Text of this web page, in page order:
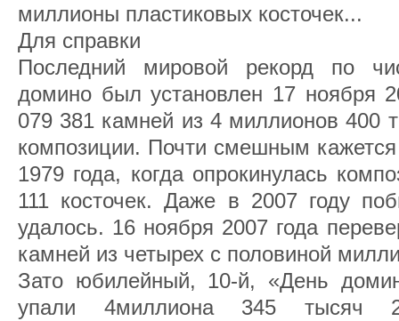
миллионы пластиковых косточек...
Для справки
Последний мировой рекорд по
домино был установлен 17 ноября
079 381 камней из 4 миллионов 400
композиции. Почти смешным
1979 года, когда опрокинулась
111 косточек. Даже в 2007 году
удалось. 16 ноября 2007 года
камней из четырех с половиной
Зато юбилейный, 10-й, «День
упали 4миллиона 345 тысяч